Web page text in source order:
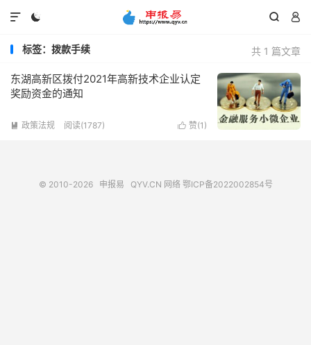
  

共 1 篇文章
标签：拨款手续
东湖高新区拨付2021年高新技术企业认定
奖励资金的通知
 赞(1 )
 政策法规 阅读(1787)
© 2010-2026 申报易 QYV.CN 网络 鄂ICP备2022002854号